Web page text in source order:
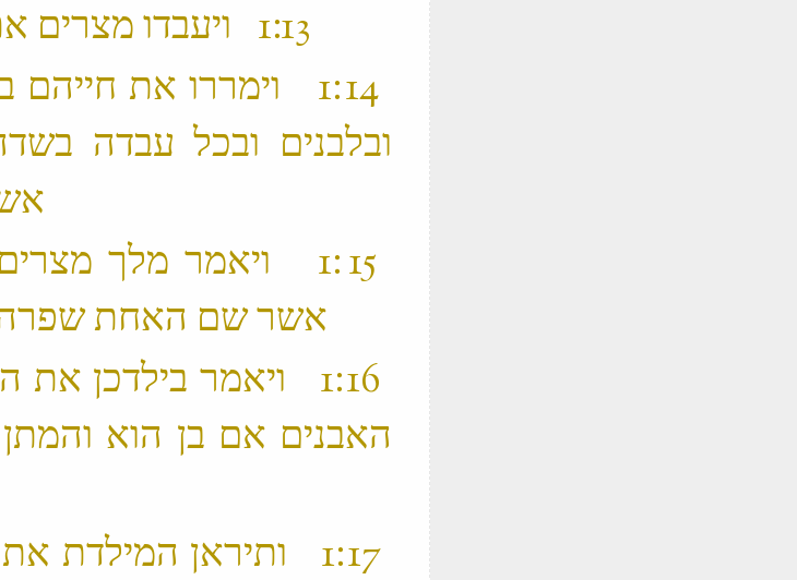
14 ׃1 וימררו את
ובלבנים ובכל עבדה
15 ׃1 ויאמר מלך
16 ׃1 ויאמר בילדכן
האבנים אם בן הוא
17 ׃1 ותיראן